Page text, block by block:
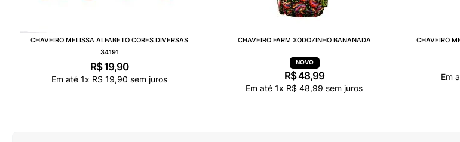
CHAVEIRO MELISSA ALFABETO CORES DIVERSAS
34191
R$ 19,90
Em até 1x R$ 19,90 sem juros
CHAVEIRO FARM XODOZINHO BANANADA
R$48,99
Em até 1x R$ 48,99 sem juros
CHAVEIRO
Em